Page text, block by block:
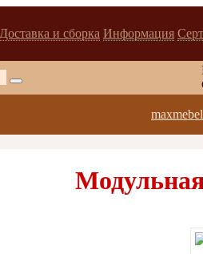
Доставка и сборка Информация